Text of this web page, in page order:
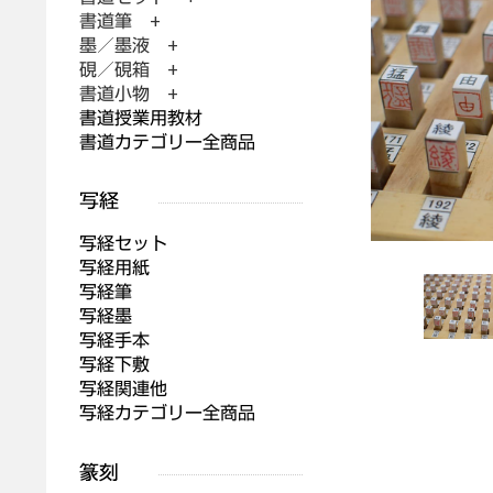
書道筆 +
墨／墨液 +
硯／硯箱 +
書道小物 +
書道授業用教材
書道カテゴリー全商品
写経セット
写経用紙
写経筆
写経墨
写経手本
写経下敷
写経関連他
写経カテゴリー全商品